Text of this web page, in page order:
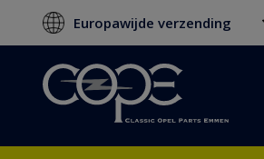
Europawijde verzending